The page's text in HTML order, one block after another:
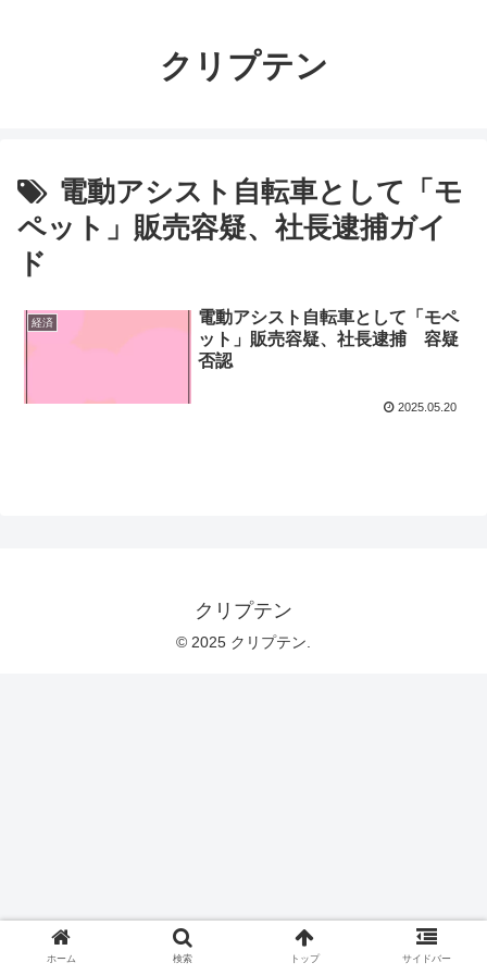
クリプテン
電動アシスト自転車として「モ
ペット」販売容疑、社長逮捕ガイ
ド
経済
電動アシスト自転車として「モペ
ット」販売容疑、社長逮捕 容疑
否認
2025.05.20
クリプテン
© 2025 クリプテン.
ホーム 検索 トップ サイドバー